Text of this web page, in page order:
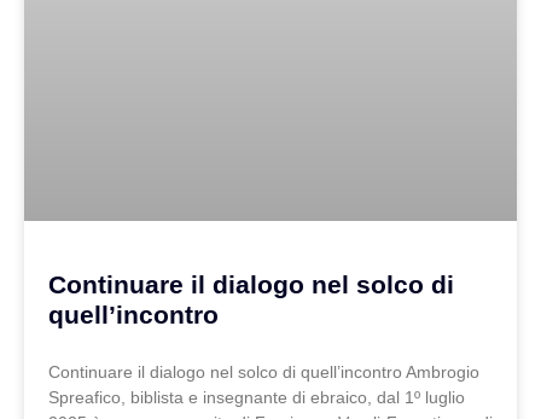
Continuare il dialogo nel solco di
quell’incontro
Continuare il dialogo nel solco di quell’incontro Ambrogio
Spreafico, biblista e insegnante di ebraico, dal 1º luglio